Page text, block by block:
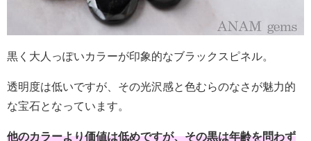
黒く大人っぽいカラーが印象的なブラックスピネル。
透明度は低いですが、その光沢感と色むらのなさが魅力的
な宝石となっています。
他のカラーより価値は低めですが、その黒は年齢を問わず